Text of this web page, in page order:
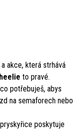
akce, která strhává
to pravé.
potřebuješ, abys
na semaforech nebo
poskytuje